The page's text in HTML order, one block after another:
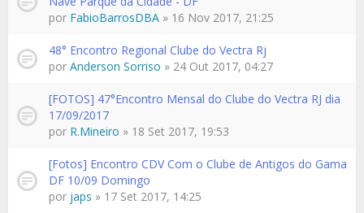
por FabioBarrosDBA » 16 Nov 2017, 21:25
48° Encontro Regional Clube do Vectra Rj
por Anderson Sorriso » 24 Out 2017, 04:27
[FOTOS] 47°Encontro Mensal do Clube do Vectra RJ dia
17/09/2017
por R.Mineiro » 18 Set 2017, 19:53
[Fotos] Encontro CDV Com o Clube de Antigos do Gama
DF 10/09 Domingo
por japs » 17 Set 2017, 14:25